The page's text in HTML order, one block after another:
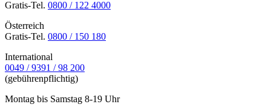
Gratis-Tel. 0800 / 122 4000
Österreich
Gratis-Tel. 0800 / 150 180
International
0049 / 9391 / 98 200
(gebührenpflichtig)
Montag bis Samstag 8-19 Uhr